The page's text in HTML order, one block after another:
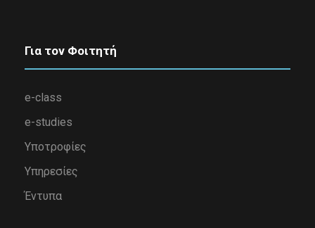
Για τον Φοιτητή
e-class
e-studies
Υποτροφίες
Υπηρεσίες
Έντυπα